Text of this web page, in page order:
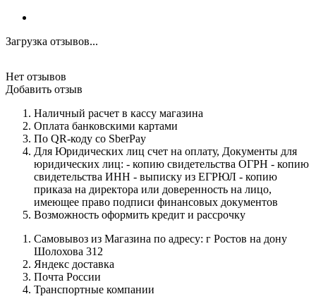
Загрузка отзывов...
Нет отзывов
Добавить отзыв
Наличный расчет в кассу магазина
Оплата банковскими картами
По QR-коду со SberPay
Для Юридических лиц счет на оплату, Документы для
юридических лиц: - копию свидетельства ОГРН - копию
свидетельства ИНН - выписку из ЕГРЮЛ - копию
приказа на директора или доверенность на лицо,
имеющее право подписи финансовых документов
Возможность оформить кредит и рассрочку
Самовывоз из Магазина по адресу: г Ростов на дону
Шолохова 312
Яндекс доставка
Почта России
Транспортные компании